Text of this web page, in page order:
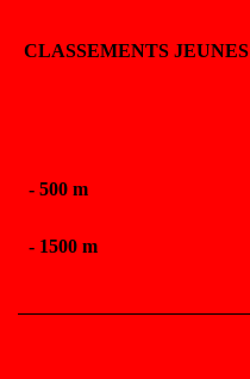
CLASSEMENTS JEUNES
- 500 m
- 1500 m